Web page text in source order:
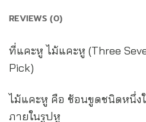
REVIEWS (0)
ที่แคะหู ไม้แคะหู (Three
Pick)
ไม้แคะหู คือ ช้อนขูดชนิดหนึ่ง
ภายในรูปหู